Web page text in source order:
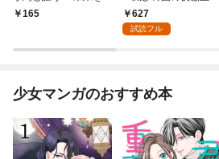
る専属執事に「君を救
165
～ 1627
試読フル
少女マンガのおすすめ本